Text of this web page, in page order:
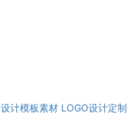
设计模板素材 LOGO设计定制